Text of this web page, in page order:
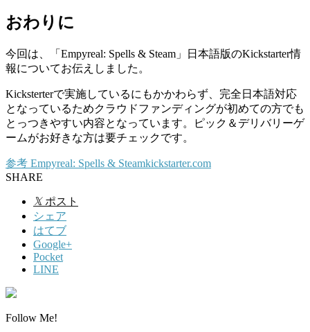
おわりに
今回は、「Empyreal: Spells & Steam」日本語版のKickstarter情
報についてお伝えしました。
Kicksterterで実施しているにもかかわらず、完全日本語対応
となっているためクラウドファンディングが初めての方でも
とっつきやすい内容となっています。ピック＆デリバリーゲ
ームがお好きな方は要チェックです。
参考 Empyreal: Spells & Steamkickstarter.com
SHARE
𝕏 ポスト
シェア
はてブ
Google+
Pocket
LINE
Follow Me!